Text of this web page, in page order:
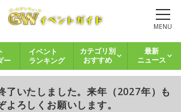
MENU
ー
イベント
ランキング
カテゴリ別
おすすめ
最新
ニュース
了いたしました。来年（2027年）も
よろしくお願いします。